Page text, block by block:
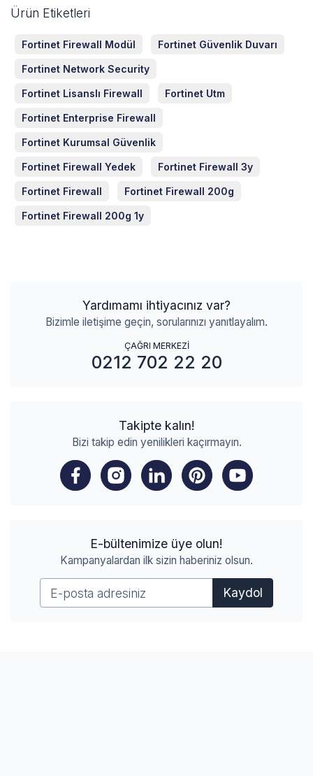
Ürün Etiketleri
Fortinet Firewall Modül Fortinet Güvenlik Duvarı
Fortinet Network Security
Fortinet Lisanslı Firewall Fortinet Utm
Fortinet Enterprise Firewall
Fortinet Kurumsal Güvenlik
Fortinet Firewall Yedek Fortinet Firewall 3y
Fortinet Firewall Fortinet Firewall 200g
Fortinet Firewall 200g 1y
Yardımamı ihtiyacınız var?
Bizimle iletişime geçin, sorularınızı yanıtlayalım.
ÇAĞRI MERKEZİ
0212 702 22 20
Takipte kalın!
Bizi takip edin yenilikleri kaçırmayın.
E-bültenimize üye olun!
Kampanyalardan ilk sizin haberiniz olsun.
Kaydol